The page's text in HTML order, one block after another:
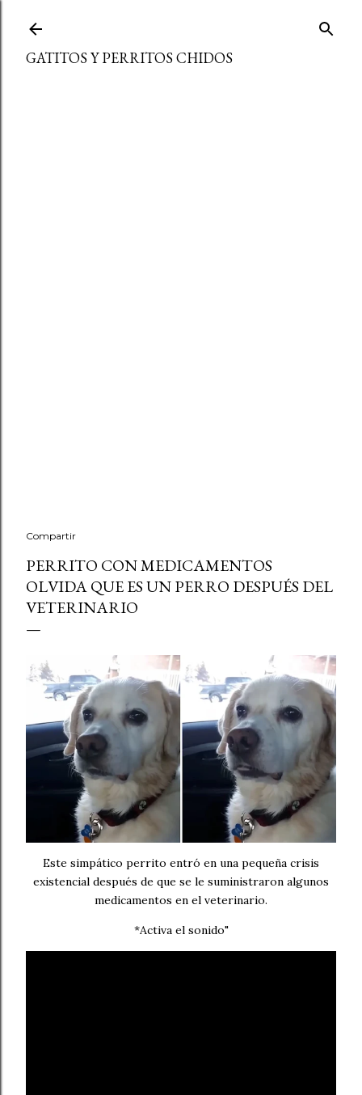
GATITOS Y PERRITOS CHIDOS
Compartir
PERRITO CON MEDICAMENTOS
OLVIDA QUE ES UN PERRO DESPUÉS DEL
VETERINARIO
Este simpático perrito entró en una pequeña crisis
existencial después de que se le suministraron algunos
medicamentos en el veterinario.
*Activa el sonido"